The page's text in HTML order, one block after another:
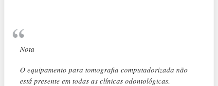
Nota
O equipamento para tomografia computadorizada não
está presente em todas as clínicas odontológicas.